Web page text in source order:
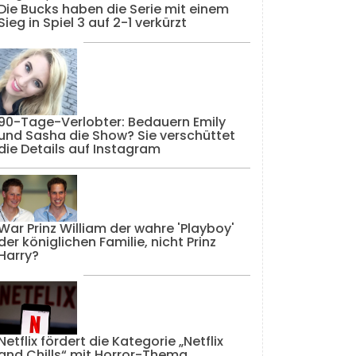
Bucks haben die Serie mit einem
in Spiel 3 auf 2-1 verkürzt
Tage-Verlobter: Bedauern Emily
Sasha die Show? Sie verschüttet
Details auf Instagram
Prinz William der wahre 'Playboy'
königlichen Familie, nicht Prinz
fördert die Kategorie „Netflix